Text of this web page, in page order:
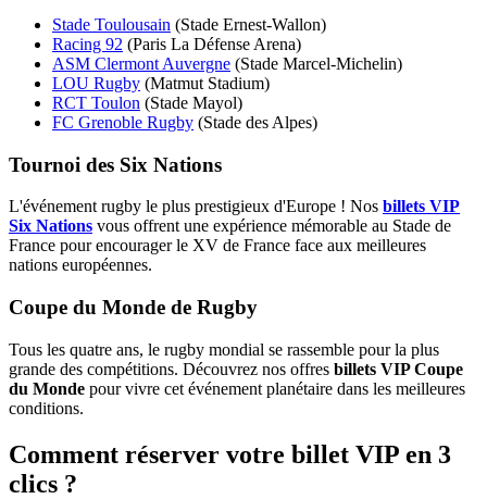
Stade Toulousain (Stade Ernest-Wallon)
Racing 92 (Paris La Défense Arena)
ASM Clermont Auvergne (Stade Marcel-Michelin)
LOU Rugby (Matmut Stadium)
RCT Toulon (Stade Mayol)
FC Grenoble Rugby (Stade des Alpes)
Tournoi des Six Nations
L'événement rugby le plus prestigieux d'Europe ! Nos billets VIP
Six Nations vous offrent une expérience mémorable au Stade de
France pour encourager le XV de France face aux meilleures
nations européennes.
Coupe du Monde de Rugby
Tous les quatre ans, le rugby mondial se rassemble pour la plus
grande des compétitions. Découvrez nos offres billets VIP Coupe
du Monde pour vivre cet événement planétaire dans les meilleures
conditions.
Comment réserver votre billet VIP en 3
clics ?